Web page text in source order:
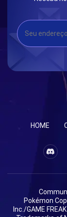
HOME
Pokémon
Inc./GAME